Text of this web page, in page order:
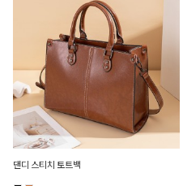
댄디 스티치 토트백